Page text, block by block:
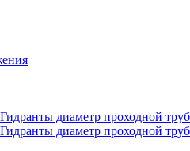
Гидранты диаметр проходной
Гидранты диаметр проходной